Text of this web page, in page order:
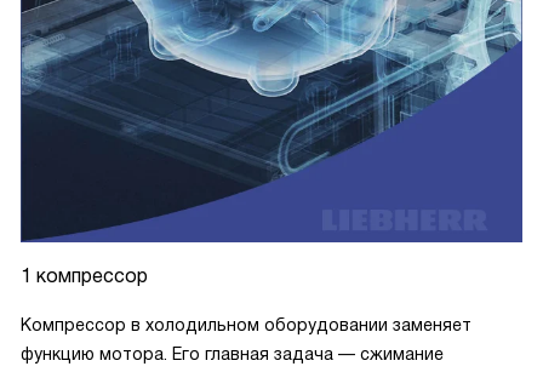
1 компрессор
Компрессор в холодильном оборудовании заменяет
функцию мотора. Его главная задача — сжимание